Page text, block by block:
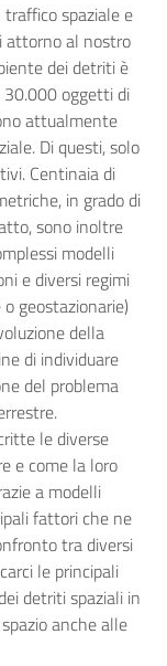
spaziale e
attorno al nostro
dei detriti è
oggetti di
attualmente
Di questi, solo
Centinaia di
in grado di
sono inoltre
modelli
e diversi regimi
geostazionarie)
della
di individuare
del problema
le diverse
e come la loro
a modelli
fattori che ne
tra diversi
le principali
detriti spaziali in
anche alle